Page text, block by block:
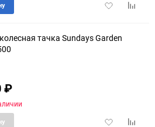
Добавить
тачка Sundays Garden
₽
Добавить